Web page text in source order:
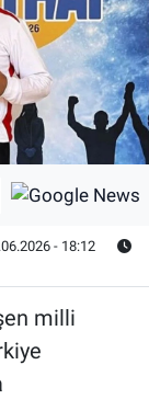
- 18:12
milli